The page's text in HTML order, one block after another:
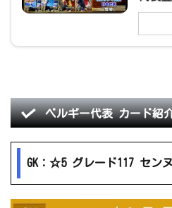
ベルギー代表 カード紹
GK：☆5 グレード117 セン